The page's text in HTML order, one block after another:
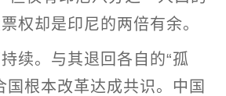
权却是印尼的两倍有余。
续。与其退回各自的“孤
国根本改革达成共识。中国